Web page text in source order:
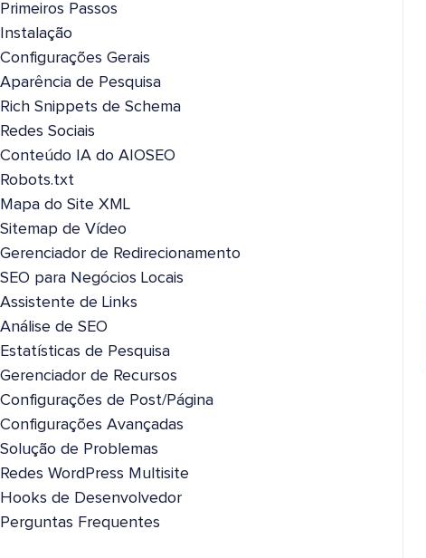
Primeiros Passos
Instalação
Configurações Gerais
Aparência de Pesquisa
Rich Snippets de Schema
Redes Sociais
Conteúdo IA do AIOSEO
Robots.txt
Mapa do Site XML
Sitemap de Vídeo
Gerenciador de Redirecionamento
SEO para Negócios Locais
Assistente de Links
Análise de SEO
Estatísticas de Pesquisa
Gerenciador de Recursos
Configurações de Post/Página
Configurações Avançadas
Solução de Problemas
Redes WordPress Multisite
Hooks de Desenvolvedor
Perguntas Frequentes